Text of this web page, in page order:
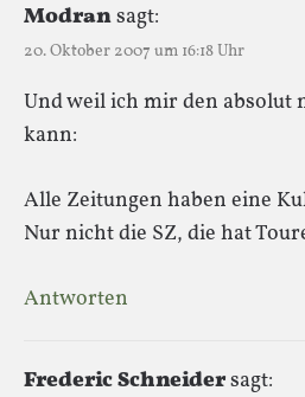
Modransagt:
20. Oktober 2007 um 16:18 Uhr
Und weil ich mir den absolut
kann:
Alle Zeitungen haben eine
Nur nicht die SZ, die hat
Antworten
Frederic Schneidersagt: